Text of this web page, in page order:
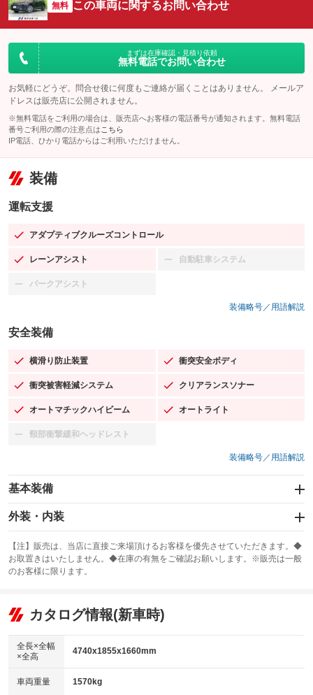
無料 この車両に関するお問い合わせ
まずは在庫確認・見積り依頼
無料電話でお問い合わせ
お気軽にどうぞ。問合せ後に何度もご連絡が届くことはありません。 メールア
ドレスは販売店に公開されません。
※無料電話をご利用の場合は、販売店へお客様の電話番号が通知されます。無料電話
番号ご利用の際の注意点は こちら
IP電話、ひかり電話からはご利用いただけません。
装備
運転支援
アダプティブクルーズコントロール
：装備あり
レーンアシスト
：装備あり 自動駐車システム
：装備なし
パークアシスト
：装備なし
装備略号／用語解説
安全装備
横滑り防止装置
：装備あり 衝突安全ボディ
：装備あり
衝突被害軽減システム
：装備あり クリアランスソナー
：装備あり
オートマチックハイビーム
：装備あり オートライト
：装備あり
頸部衝撃緩和ヘッドレスト
：装備なし
装備略号／用語解説
基本装備
エアバッグ：運転席/助手席/サイド
：装備あり
：装備なし
サンルーフ
：装備なし ABS
リフトアップ
：装備なし
：装備なし
パワーウィンドウ
アイドリングストップ
：装備なし
外装・内装
カーナビ
：装備なし
TV
：装備なし
ビジュアル
：装備なし
：装備あり
革シート
キーレス
【注】販売は、当店に直接ご来場頂けるお客様を優先させていただきます。◆
お取置きはいたしません。◆在庫の有無をご確認お願いします。※販売は一般
のお客様に限ります。
カタログ情報(新車時)
全長×全幅
×全高
4740x1855x1660mm
車両重量 1570kg